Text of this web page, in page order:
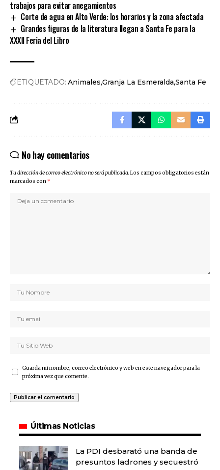
trabajos para evitar anegamientos
Corte de agua en Alto Verde: los horarios y la zona afectada
Grandes figuras de la literatura llegan a Santa Fe para la
XXXII Feria del Libro
ETIQUETADO: Animales Granja La Esmeralda Santa Fe
No hay comentarios
Tu dirección de correo electrónico no será publicada.Los campos obligatorios están
marcados con *
Guarda mi nombre, correo electrónico y web en este navegador para la
próxima vez que comente.
Últimas Noticias
La PDI desbarató una banda de
presuntos ladrones y secuestró